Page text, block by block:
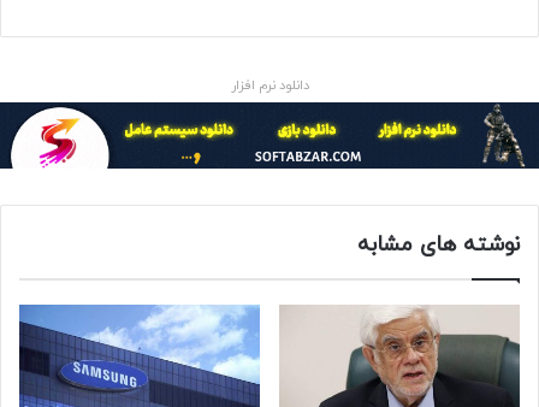
پخش موسیقی، فروش اپلیکیشن، کتاب‌های دیجیتال و
فعالیت‌های شرکت یاد شده، سبب وقوع رسوایی‌های متعدد در
حوزه‌های مختلف شده است که در ادامه به بررسی برخی از یان
رویدادها می پردازیم.
رفتار ضدرقابتی و غیراخلاقی در تجارت
اپل در طول سال‌های فعالیت خود، بارها به خاطر رفتارهای
انحصارگرایانه در بازار قطعات رایانه‌ای و دیجیتال مورد انتقاد شدید
جامعه کارشناسان و کاربران قرار گرفته است. این شرکت در
مدل‌های جدید رایانه‌های مک بوک و برخی تجهیزات الکترونیکی
خود، با ارائه اَشکال اختصاصی و غیرقابل تعویض قطعات، امکان
پشتیبانی فنی سایر شرکت‌ها و تعمیرات جزئی دستگاه‌های خود را
دانلود نرم افزار
نوشته های مشابه